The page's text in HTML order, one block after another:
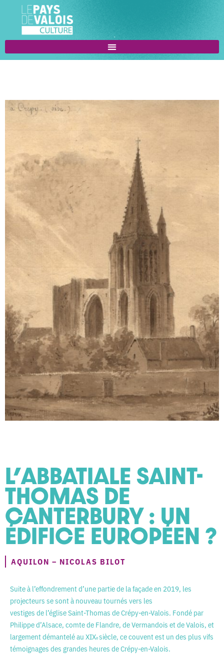
L’ABBATIALE SAINT-
THOMAS DE
CANTERBURY : UN
ÉDIFICE EUROPÉEN ?
AQUILON – NICOLAS BILOT
Suite à l’effondrement d’une partie de la façade en 2019, les
projecteurs se sont à nouveau tournés vers les
vestiges de l’église Saint-Thomas de Crépy-en-Valois. Fondé par
Philippe d’Alsace, comte de Flandre, de Vermandois et de Valois, et
largement démantelé au XIXesiècle, ce couvent est un des plus vifs
témoignages des grandes heures de Crépy-en-Valois.